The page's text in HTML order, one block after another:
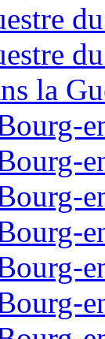
la